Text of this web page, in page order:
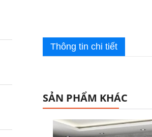
Thông tin chi tiết
SẢN PHẨM KHÁC